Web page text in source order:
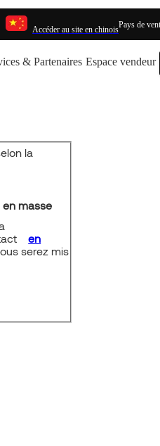
Accéder au site en chinoisPays de
& Partenaires Espace vendeur
la
masse
en
serez mis